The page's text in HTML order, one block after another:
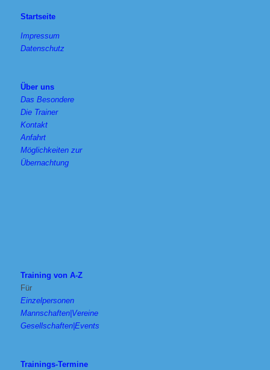
Startseite
Impressum
Datenschutz
Über uns
Das Besondere
Die Trainer
Kontakt
Anfahrt
Möglichkeiten zur
Übernachtung
Training von A-Z
Für
Einzelpersonen
Mannschaften|Vereine
Gesellschaften|Events
Trainings-Termine